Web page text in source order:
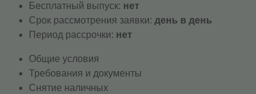
Бесплатный выпуск: нет
Срок рассмотрения заявки: день в день
Период рассрочки: нет
Общие условия
Требования и документы
Снятие наличных